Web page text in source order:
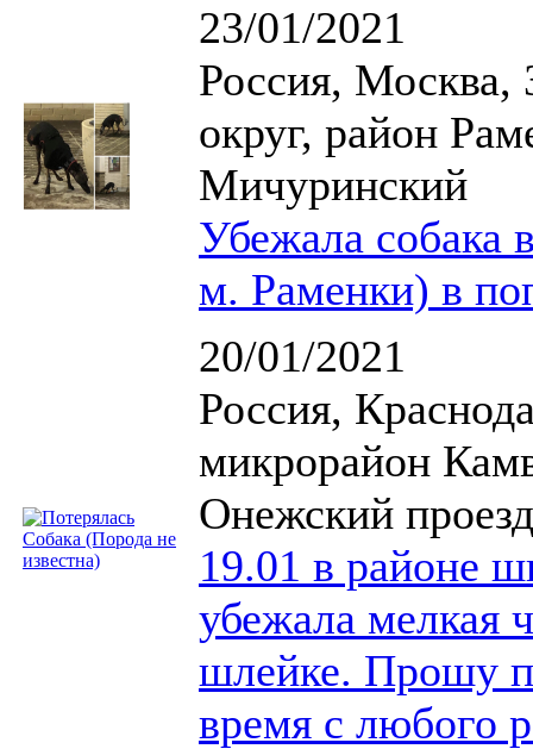
23/01/2021
Россия, Москва,
округ, район
Мичуринский
Убежала собака
м. Раменки) в
20/01/2021
Россия,
микрорайон
Онежский
19.01 в районе
убежала мелкая
шлейке. Прошу
время с любого